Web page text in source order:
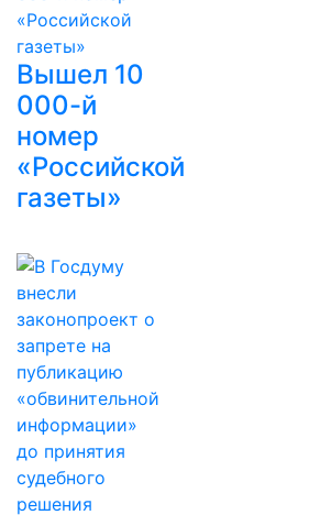
Вышел 10
000-й
номер
«Российской
газеты»